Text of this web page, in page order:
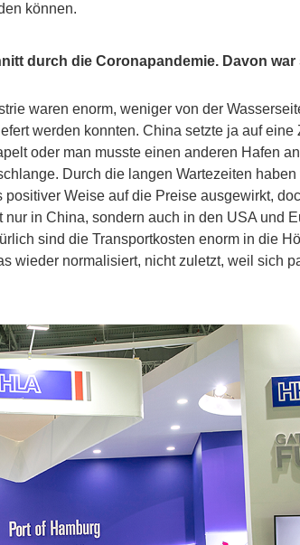
können.
durch die Coronapandemie. Davon
waren enorm, weniger von der
werden konnten. China setzte ja auf eine
oder man musste einen anderen Hafen
Durch die langen Wartezeiten
Weise auf die Preise ausgewirkt,
in China, sondern auch in den USA und
sind die Transportkosten enorm in die
wieder normalisiert, nicht zuletzt, weil sich